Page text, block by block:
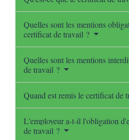
Quelles sont les mentions
certificat de travail ?
Quelles sont les mentions
de travail ?
Quand est remis le certificat de
L'employeur a-t-il l'obligation
de travail ?